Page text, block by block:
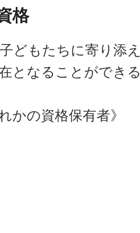
格
どもたちに寄り添
となることができ
かの資格保有者》